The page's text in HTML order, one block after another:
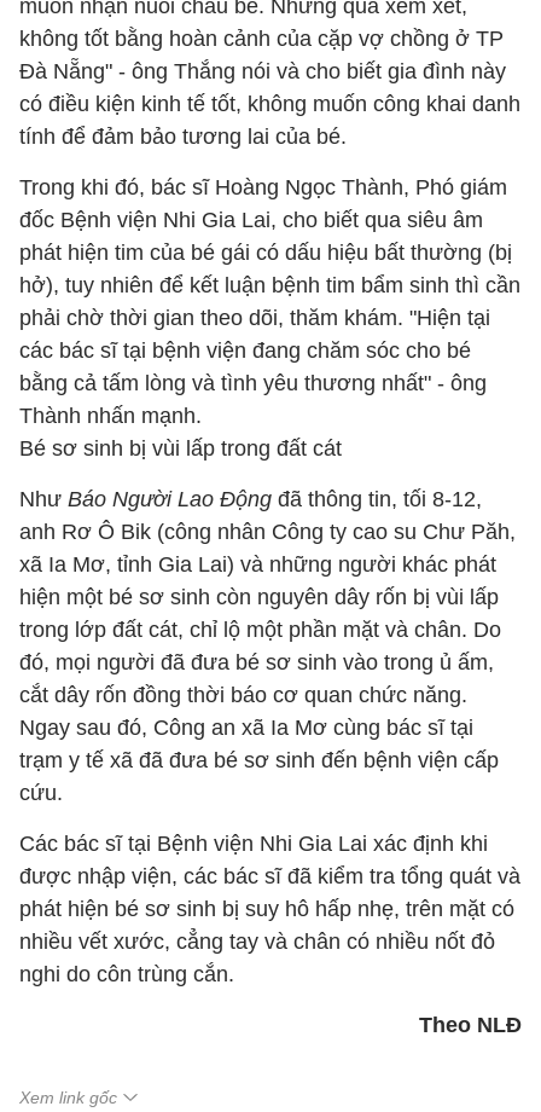
muốn nhận nuôi cháu bé. Nhưng qua xem xét,
không tốt bằng hoàn cảnh của cặp vợ chồng ở TP
Đà Nẵng" - ông Thắng nói và cho biết gia đình này
có điều kiện kinh tế tốt, không muốn công khai danh
tính để đảm bảo tương lai của bé.
Trong khi đó, bác sĩ Hoàng Ngọc Thành, Phó giám
đốc Bệnh viện Nhi Gia Lai, cho biết qua siêu âm
phát hiện tim của bé gái có dấu hiệu bất thường (bị
hở), tuy nhiên để kết luận bệnh tim bẩm sinh thì cần
phải chờ thời gian theo dõi, thăm khám. "Hiện tại
các bác sĩ tại bệnh viện đang chăm sóc cho bé
bằng cả tấm lòng và tình yêu thương nhất" - ông
Thành nhấn mạnh.
Bé sơ sinh bị vùi lấp trong đất cát
Như Báo Người Lao Động đã thông tin, tối 8-12,
anh Rơ Ô Bik (công nhân Công ty cao su Chư Păh,
xã Ia Mơ, tỉnh Gia Lai) và những người khác phát
hiện một bé sơ sinh còn nguyên dây rốn bị vùi lấp
trong lớp đất cát, chỉ lộ một phần mặt và chân. Do
đó, mọi người đã đưa bé sơ sinh vào trong ủ ấm,
cắt dây rốn đồng thời báo cơ quan chức năng.
Ngay sau đó, Công an xã Ia Mơ cùng bác sĩ tại
trạm y tế xã đã đưa bé sơ sinh đến bệnh viện cấp
cứu.
Các bác sĩ tại Bệnh viện Nhi Gia Lai xác định khi
được nhập viện, các bác sĩ đã kiểm tra tổng quát và
phát hiện bé sơ sinh bị suy hô hấp nhẹ, trên mặt có
nhiều vết xước, cẳng tay và chân có nhiều nốt đỏ
nghi do côn trùng cắn.
Theo NLĐ
Xem link gốc